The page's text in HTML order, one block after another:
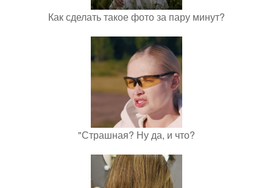
Как сделать такое фото за пару минут?
"Страшная? Ну да, и что?